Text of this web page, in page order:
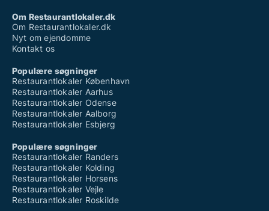
Om Restaurantlokaler.dk
Om Restaurantlokaler.dk
Nyt om ejendomme
Kontakt os
Populære søgninger
Restaurantlokaler København
Restaurantlokaler Aarhus
Restaurantlokaler Odense
Restaurantlokaler Aalborg
Restaurantlokaler Esbjerg
Populære søgninger
Restaurantlokaler Randers
Restaurantlokaler Kolding
Restaurantlokaler Horsens
Restaurantlokaler Vejle
Restaurantlokaler Roskilde